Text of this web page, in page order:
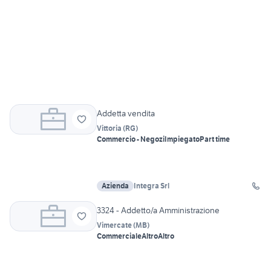
Addetta vendita
Vittoria (RG)
Commercio - NegoziImpiegatoPart time
Azienda Integra Srl
3324 - Addetto/a Amministrazione
Vimercate(MB)
CommercialeAltroAltro